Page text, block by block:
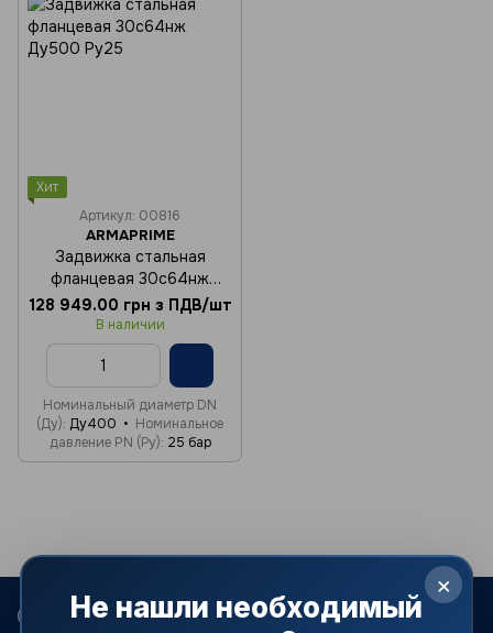
Хит
Артикул: 00816
ARMAPRIME
Задвижка стальная
фланцевая 30с64нж
Ду500 Ру25
128 949.00 грн з ПДВ/шт
В наличии
Номинальный диаметр DN
(Ду) Ду400
Номинальное
давление PN (Ру) 25 бар
068 022-80-81 099 387-28-27 063 077-69-11
×
Не нашли необходимый